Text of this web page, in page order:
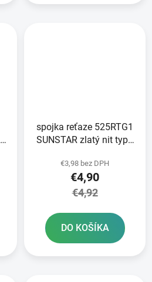
spojka reťaze 525RTG1
SUNSTAR zlatý nit typu
€3,98 bez DPH
€4,90
€4,92
DO KOŠÍKA